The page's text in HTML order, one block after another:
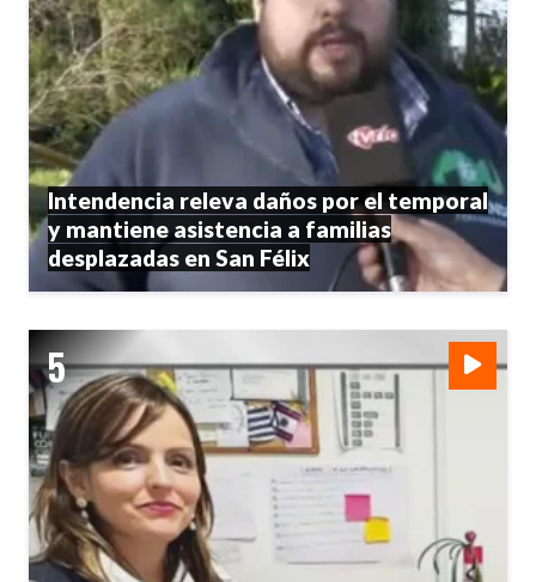
Intendencia releva daños por el temporal
y mantiene asistencia a familias
desplazadas en San Félix